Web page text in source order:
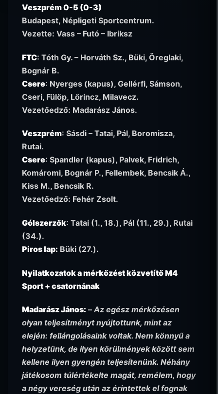
Veszprém 0-5 (0-3)
Budapest, Népligeti Sportcentrum.
Vezette: Vass – Futó – Ibriksz
FTC: Tóth Gy. – Horváth Sz., Büki, Öreglaki,
Bognár B.
Csere: Nyerges (kapus), Gellérfi, Sámson,
Cseri, Fülöp, Lőrincz, Milavecz.
Vezetőedző: Madarász János.
Veszprém: Sásdi – Tatai, Pál, Boromisza,
Rutai.
Csere: Spandler (kapus), Palvek, Fridrich,
Komáromi, Bognár P., Fellembek, Bencsik Á.,
Kiss M., Bencsik R.
Vezetőedző: Fehér Zsolt.
Gólszerzők: Tatai (1., 18.), Pál (11., 29.), Rutai
(34.).
Piros lap: Büki (27.).
Nyilatkozatok a mérkőzést közvetítő M4
Sport + csatornának
Madarász János: –Az egész mérkőzésen
olyan teljesítményt nyújtottunk, mint az
elején: fellángolásaink voltak. Nem könnyű a
helyzetünk, de ilyen körülmények között sem
kellene ilyen gyengén teljesítenünk. Néhány
játékosom túlértékelte magát, remélem, hogy
a négy vereség után az érintettek el fognak